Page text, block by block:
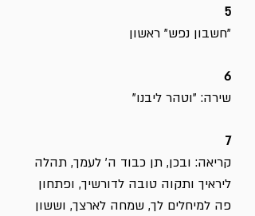
5
"חשבון נפש" ראשון
6
שירה: "וטהר ליבנו"
7
קריאה: ובכן, תן כבוד ה' לעמך, תהלה
ליראיך ותקוה טובה לדורשיך, ופתחון
פה למיחלים לך, שמחה לארצך, וששון